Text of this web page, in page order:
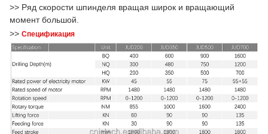
>> Ряд скорости шпинделя вращая широк и вращающий
момент большой.
>> Спецификация